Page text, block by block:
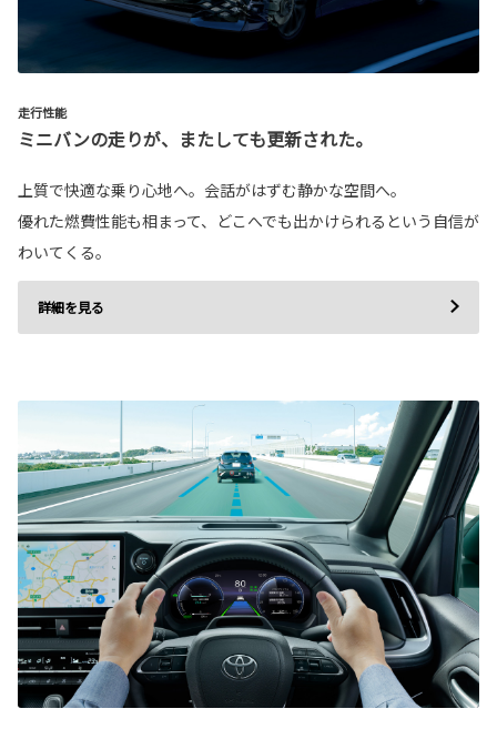
走行性能
ミニバンの走りが、またしても更新された。
上質で快適な乗り心地へ。会話がはずむ静かな空間へ。
優れた燃費性能も相まって、どこへでも出かけられるという自信が
わいてくる。
詳細を見る